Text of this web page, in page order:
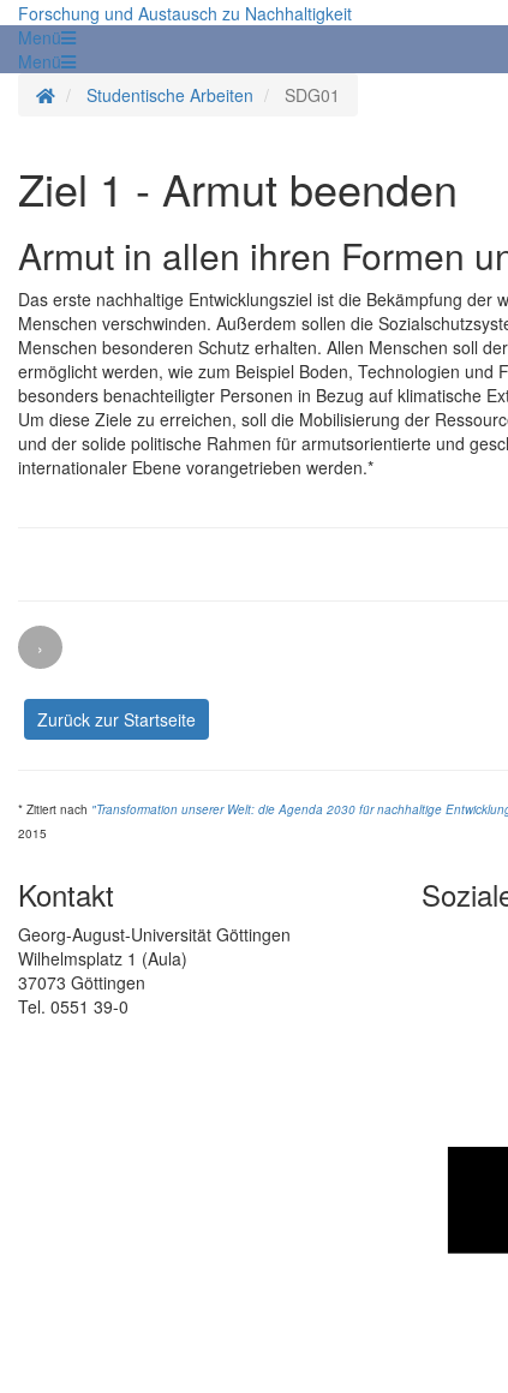
Forschung und Austausch zu Nachhaltigkeit
Menü
Menü
Startseite
Studentische Arbeiten SDG01
Ziel 1 - Armut beenden
Armut in allen ihren Formen
Das erste nachhaltige Entwicklungsziel ist die Bekämpfung
Menschen verschwinden. Außerdem sollen die
Menschen besonderen Schutz erhalten. Allen Menschen soll
ermöglicht werden, wie zum Beispiel Boden, Technologien
besonders benachteiligter Personen in Bezug auf klimatische
Um diese Ziele zu erreichen, soll die Mobilisierung der
und der solide politische Rahmen für armutsorientierte und
internationaler Ebene vorangetrieben werden.*
›
Zurück zur Startseite
* Zitiert nach "Transformation unserer Welt: die Agenda 2030 für nachhaltige
2015
Kontakt
Georg-August-Universität Göttingen
Wilhelmsplatz 1 (Aula)
37073 Göttingen
Tel. 0551 39-0